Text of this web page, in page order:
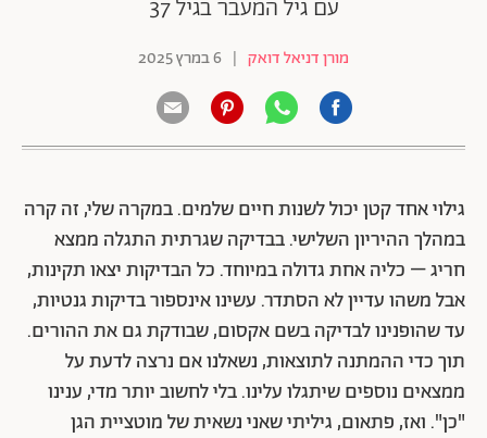
עם גיל המעבר בגיל 37
מורן דניאל דואק | 6 במרץ 2025
גילוי אחד קטן יכול לשנות חיים שלמים. במקרה שלי, זה קרה
במהלך ההיריון השלישי. בבדיקה שגרתית התגלה ממצא
חריג – כליה אחת גדולה במיוחד. כל הבדיקות יצאו תקינות,
אבל משהו עדיין לא הסתדר. עשינו אינספור בדיקות גנטיות,
עד שהופנינו לבדיקה בשם אקסום, שבודקת גם את ההורים.
תוך כדי ההמתנה לתוצאות, נשאלנו אם נרצה לדעת על
ממצאים נוספים שיתגלו עלינו. בלי לחשוב יותר מדי, ענינו
"כן". ואז, פתאום, גיליתי שאני נשאית של מוטציית הגן